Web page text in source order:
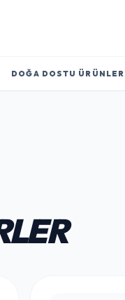
DOĞA DOSTU ÜRÜNLER